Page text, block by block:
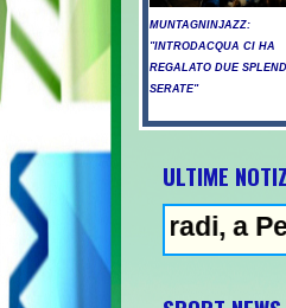
MUNTAGNINJAZZ:
"INTRODACQUA CI HA
REGALATO DUE
SERATE"
ULTIME
a Pescara